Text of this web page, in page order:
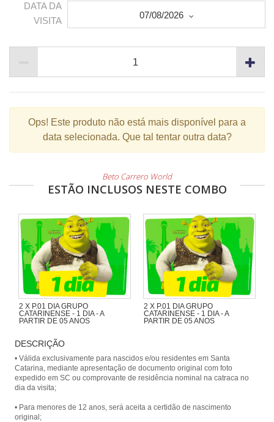
DATA DA
VISITA
07/08/2026
Ops! Este produto não está mais disponível para a
data selecionada. Que tal tentar outra data?
Beto Carrero World
ESTÃO INCLUSOS NESTE COMBO
2 X P.01 DIA GRUPO
CATARINENSE - 1 DIA - A
PARTIR DE 05 ANOS
2 X P.01 DIA GRUPO
CATARINENSE - 1 DIA - A
PARTIR DE 05 ANOS
DESCRIÇÃO
• Válida exclusivamente para nascidos e/ou residentes em Santa
Catarina, mediante apresentação de documento original com foto
expedido em SC ou comprovante de residência nominal na catraca no
dia da visita;
• Para menores de 12 anos, será aceita a certidão de nascimento
original;